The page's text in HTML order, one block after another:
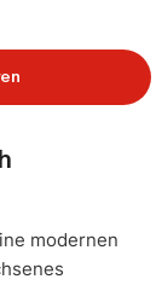
modernen